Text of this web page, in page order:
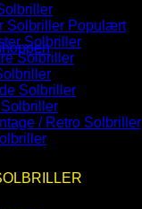
i kurven.
Solbriller
Solbriller
Solbriller
Solbriller
/ Retro Solbriller